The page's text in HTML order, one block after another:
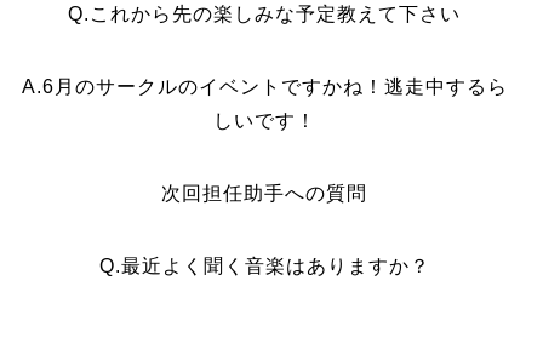
Q.これから先の楽しみな予定教えて下さい
A.6月のサークルのイベントですかね！逃走中するら
しいです！
次回担任助手への質問
Q.最近よく聞く音楽はありますか？